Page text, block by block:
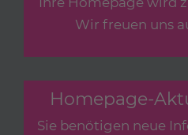
Wir freuen uns
Homepage-
Sie benötigen neue